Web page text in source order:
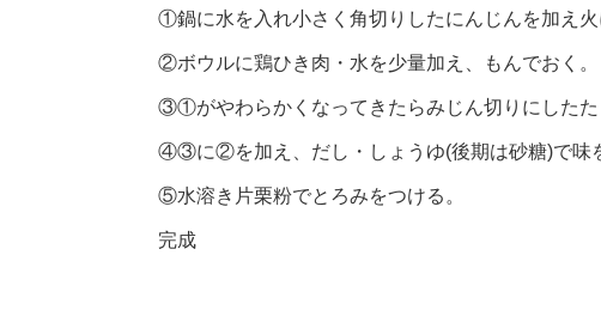
①鍋に水を入れ小さく角切りしたにんじんを加え火
②ボウルに鶏ひき肉・水を少量加え、もんでおく。
③①がやわらかくなってきたらみじん切りにしたた
④③に②を加え、だし・しょうゆ(後期は砂糖)で味
⑤水溶き片栗粉でとろみをつける。
完成